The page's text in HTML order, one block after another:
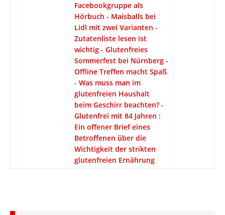
Facebookgruppe als
Hörbuch - Maisballs bei
Lidl mit zwei Varianten -
Zutatenliste lesen ist
wichtig - Glutenfreies
Sommerfest bei Nürnberg -
Offline Treffen macht Spaß
- Was muss man im
glutenfreien Haushalt
beim Geschirr beachten? -
Glutenfrei mit 84 Jahren :
Ein offener Brief eines
Betroffenen über die
Wichtigkeit der strikten
glutenfreien Ernährung